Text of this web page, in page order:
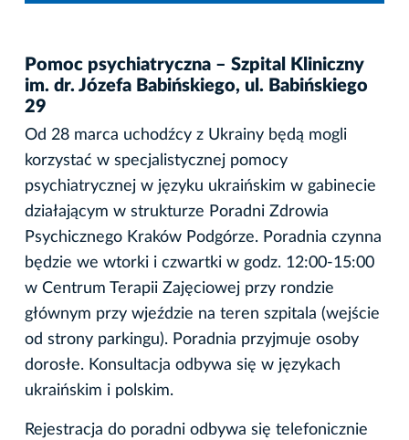
Pomoc psychiatryczna – Szpital Kliniczny
im. dr. Józefa Babińskiego, ul. Babińskiego
29
Od 28 marca uchodźcy z Ukrainy będą mogli
korzystać w specjalistycznej pomocy
psychiatrycznej w języku ukraińskim w gabinecie
działającym w strukturze Poradni Zdrowia
Psychicznego Kraków Podgórze. Poradnia czynna
będzie we wtorki i czwartki w godz. 12:00-15:00
w Centrum Terapii Zajęciowej przy rondzie
głównym przy wjeździe na teren szpitala (wejście
od strony parkingu). Poradnia przyjmuje osoby
dorosłe. Konsultacja odbywa się w językach
ukraińskim i polskim.
Rejestracja do poradni odbywa się telefonicznie